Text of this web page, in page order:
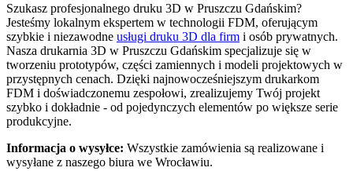
Szukasz profesjonalnego druku 3D w Pruszczu Gdańskim?
Jesteśmy lokalnym ekspertem w technologii FDM, oferującym
szybkie i niezawodne usługi druku 3D dla firm i osób prywatnych.
Nasza drukarnia 3D w Pruszczu Gdańskim specjalizuje się w
tworzeniu prototypów, części zamiennych i modeli projektowych w
przystępnych cenach. Dzięki najnowocześniejszym drukarkom
FDM i doświadczonemu zespołowi, zrealizujemy Twój projekt
szybko i dokładnie - od pojedynczych elementów po większe serie
produkcyjne.
Informacja o wysyłce: Wszystkie zamówienia są realizowane i
wysyłane z naszego biura we Wrocławiu.